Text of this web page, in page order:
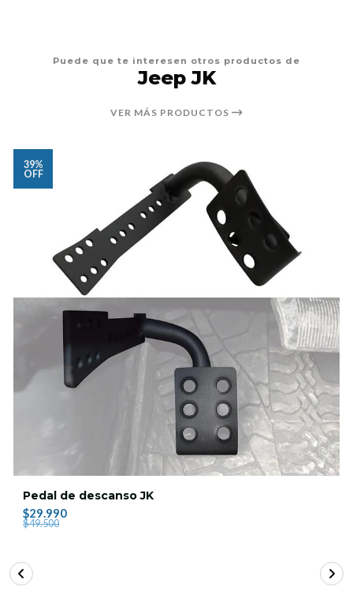
Puede que te interesen otros productos de
Jeep JK
VER MÁS PRODUCTOS
39%
OFF
Pedal de descanso JK
$29.990
$49.500